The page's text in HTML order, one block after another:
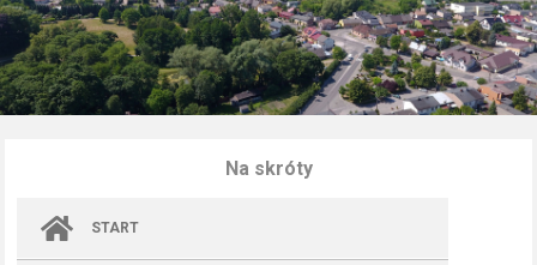
Na skróty
START